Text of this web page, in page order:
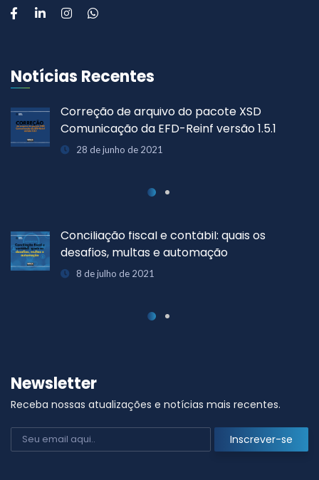
Notícias Recentes
Correção de arquivo do pacote XSD
Comunicação da EFD-Reinf versão 1.5.1
28 de junho de 2021
Conciliação fiscal e contábil: quais os
desafios, multas e automação
8 de julho de 2021
Newsletter
Receba nossas atualizações e notícias mais recentes.